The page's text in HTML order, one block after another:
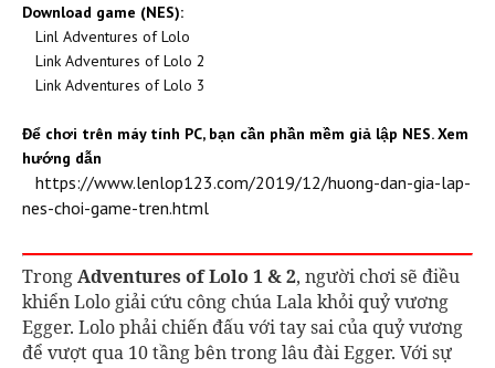
Download game (NES):
Linl Adventures of Lolo
Link Adventures of Lolo 2
Link Adventures of Lolo 3
Để chơi trên máy tính PC, bạn cần phần mềm giả lập NES. Xem
hướng dẫn
https://www.lenlop123.com/2019/12/huong-dan-gia-lap-
nes-choi-game-tren.html
TrongAdventures of Lolo 1 & 2, người chơi sẽ điều
khiển Lolo giải cứu công chúa Lala khỏi quỷ vương
Egger. Lolo phải chiến đấu với tay sai của quỷ vương
để vượt qua 10 tầng bên trong lâu đài Egger. Với sự